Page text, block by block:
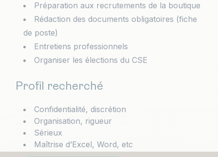
Préparation aux recrutements de la boutique
Rédaction des documents obligatoires (fiche
de poste)
Entretiens professionnels
Organiser les élections du CSE
Profil recherché
Confidentialité, discrétion
Organisation, rigueur
Sérieux
Maîtrise d’Excel, Word, etc